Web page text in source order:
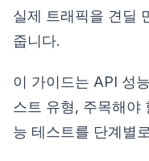
실제 트래픽을 견딜
줍니다.
이 가이드는 API 성
스트 유형, 주목해야
능 테스트를 단계별